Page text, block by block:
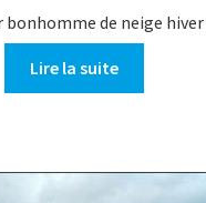
bonhomme de neige hiver
Lire la suite